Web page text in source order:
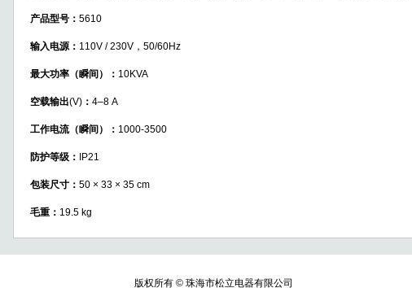
产品型号： 5610
输入电源： 110V / 230V，50/60Hz
最大功率（瞬间）： 10KVA
空载输出(V) ： 4–8 A
工作电流（瞬间）： 1000-3500
防护等级： IP21
包装尺寸： 50 × 33 × 35 cm
毛重： 19.5 kg
版权所有 © 珠海市松立电器有限公司